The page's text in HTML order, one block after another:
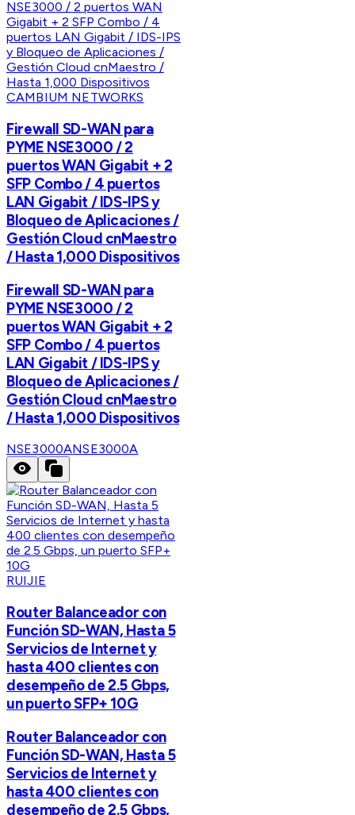
CAMBIUM NETWORKS
Firewall SD-WAN para
PYME NSE3000 / 2
puertos WAN Gigabit + 2
SFP Combo / 4 puertos
LAN Gigabit / IDS-IPS y
Bloqueo de Aplicaciones /
Gestión Cloud cnMaestro
/ Hasta 1,000 Dispositivos
Firewall SD-WAN para
PYME NSE3000 / 2
puertos WAN Gigabit + 2
SFP Combo / 4 puertos
LAN Gigabit / IDS-IPS y
Bloqueo de Aplicaciones /
Gestión Cloud cnMaestro
/ Hasta 1,000 Dispositivos
NSE3000ANSE3000A
RUIJIE
Router Balanceador con
Función SD-WAN, Hasta 5
Servicios de Internet y
hasta 400 clientes con
desempeño de 2.5 Gbps,
un puerto SFP+ 10G
Router Balanceador con
Función SD-WAN, Hasta 5
Servicios de Internet y
hasta 400 clientes con
desempeño de 2.5 Gbps,